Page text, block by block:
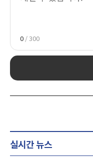
0 / 300
실시간 뉴스